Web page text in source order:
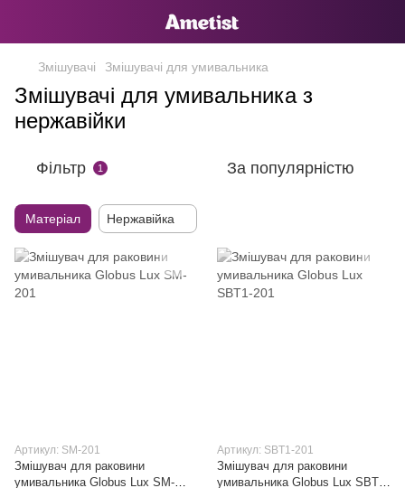
Змішувачі Змішувачі для умивальника
Змішувачі для умивальника з
нержавійки
Фільтр 1 За популярністю
Матеріал Нержавійка
Артикул: SM-201
Змішувач для раковини
умивальника Globus Lux SM-
Артикул: SBT1-201
Змішувач для раковини
умивальника Globus Lux SBT1-